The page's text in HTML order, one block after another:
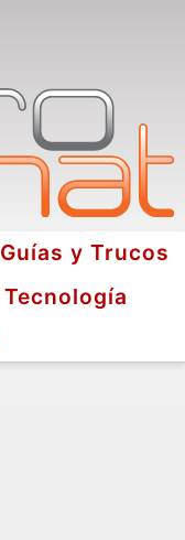
Guías y Trucos
Tecnología